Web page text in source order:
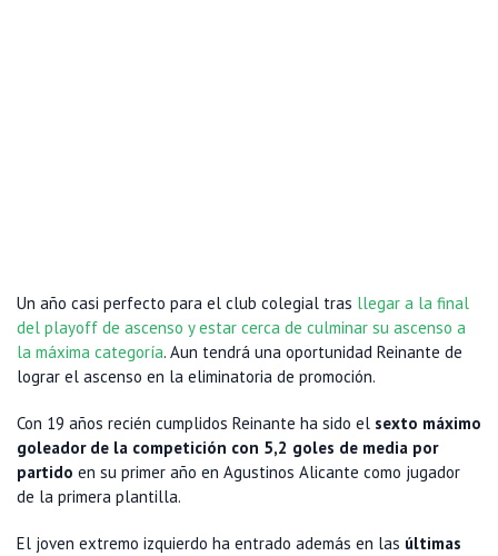
Un año casi perfecto para el club colegial tras llegar a la final
del playoff de ascenso y estar cerca de culminar su ascenso a
la máxima categoría. Aun tendrá una oportunidad Reinante de
lograr el ascenso en la eliminatoria de promoción.
Con 19 años recién cumplidos Reinante ha sido el sexto máximo
goleador de la competición con 5,2 goles de media por
partido en su primer año en Agustinos Alicante como jugador
de la primera plantilla.
El joven extremo izquierdo ha entrado además en las últimas